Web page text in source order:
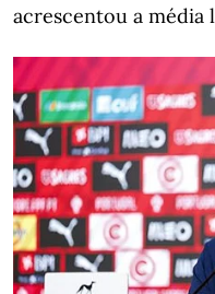
acrescentou a média